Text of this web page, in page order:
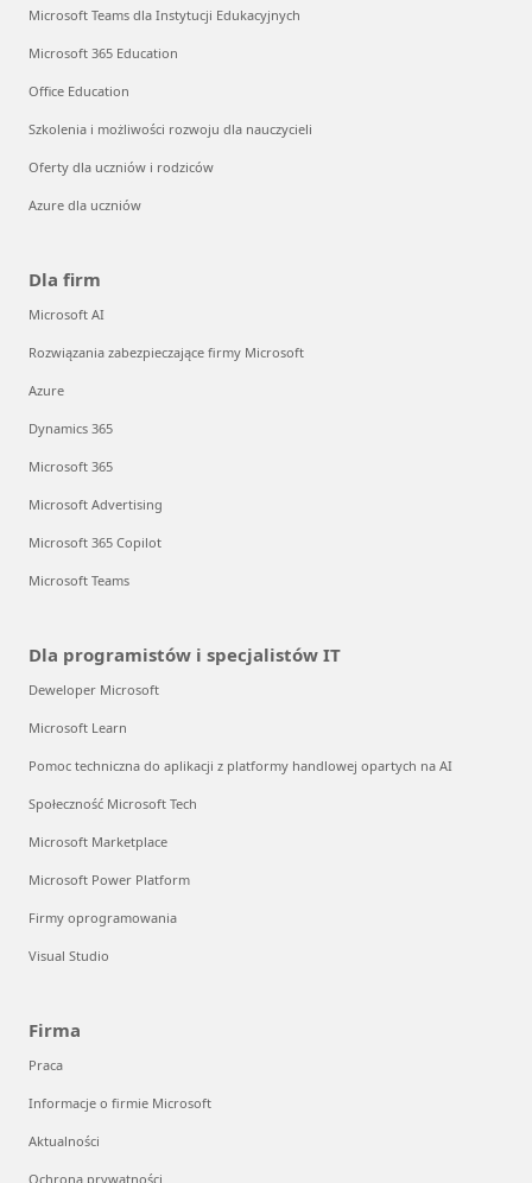
Microsoft Teams dla Instytucji Edukacyjnych
Microsoft 365 Education
Office Education
Szkolenia i możliwości rozwoju dla nauczycieli
Oferty dla uczniów i rodziców
Azure dla uczniów
Dla firm
Microsoft AI
Rozwiązania zabezpieczające firmy Microsoft
Azure
Dynamics 365
Microsoft 365
Microsoft Advertising
Microsoft 365 Copilot
Microsoft Teams
Dla programistów i specjalistów IT
Deweloper Microsoft
Microsoft Learn
Pomoc techniczna do aplikacji z platformy handlowej opartych na AI
Społeczność Microsoft Tech
Microsoft Marketplace
Microsoft Power Platform
Firmy oprogramowania
Visual Studio
Firma
Praca
Informacje o firmie Microsoft
Aktualności
Ochrona prywatności